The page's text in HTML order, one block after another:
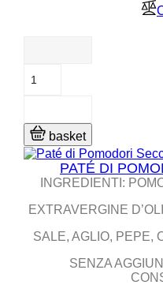
basket
PATÉ DI
INGREDIENTI:
EXTRAVERGINE
SALE, AGLIO, PEPE,
SENZA